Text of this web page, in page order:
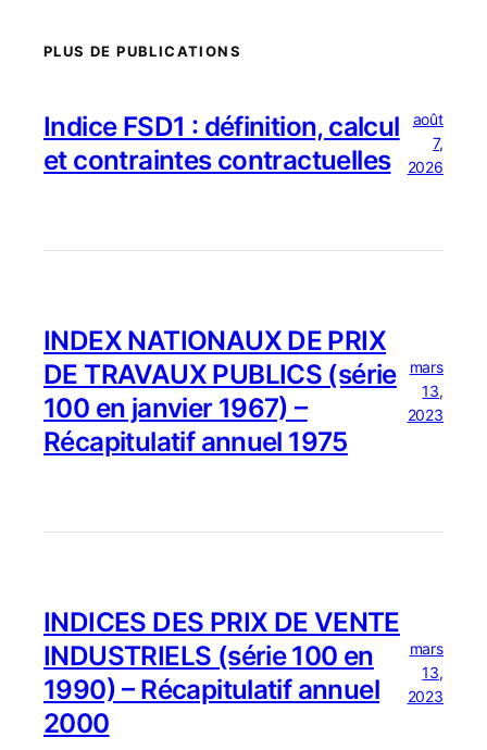
PLUS DE PUBLICATIONS
Indice FSD1 : définition, calcul
et contraintes contractuelles
août
7,
2026
INDEX NATIONAUX DE PRIX
DE TRAVAUX PUBLICS (série
100 en janvier 1967) –
Récapitulatif annuel 1975
mars
13,
2023
INDICES DES PRIX DE VENTE
INDUSTRIELS (série 100 en
1990) – Récapitulatif annuel
2000
mars
13,
2023